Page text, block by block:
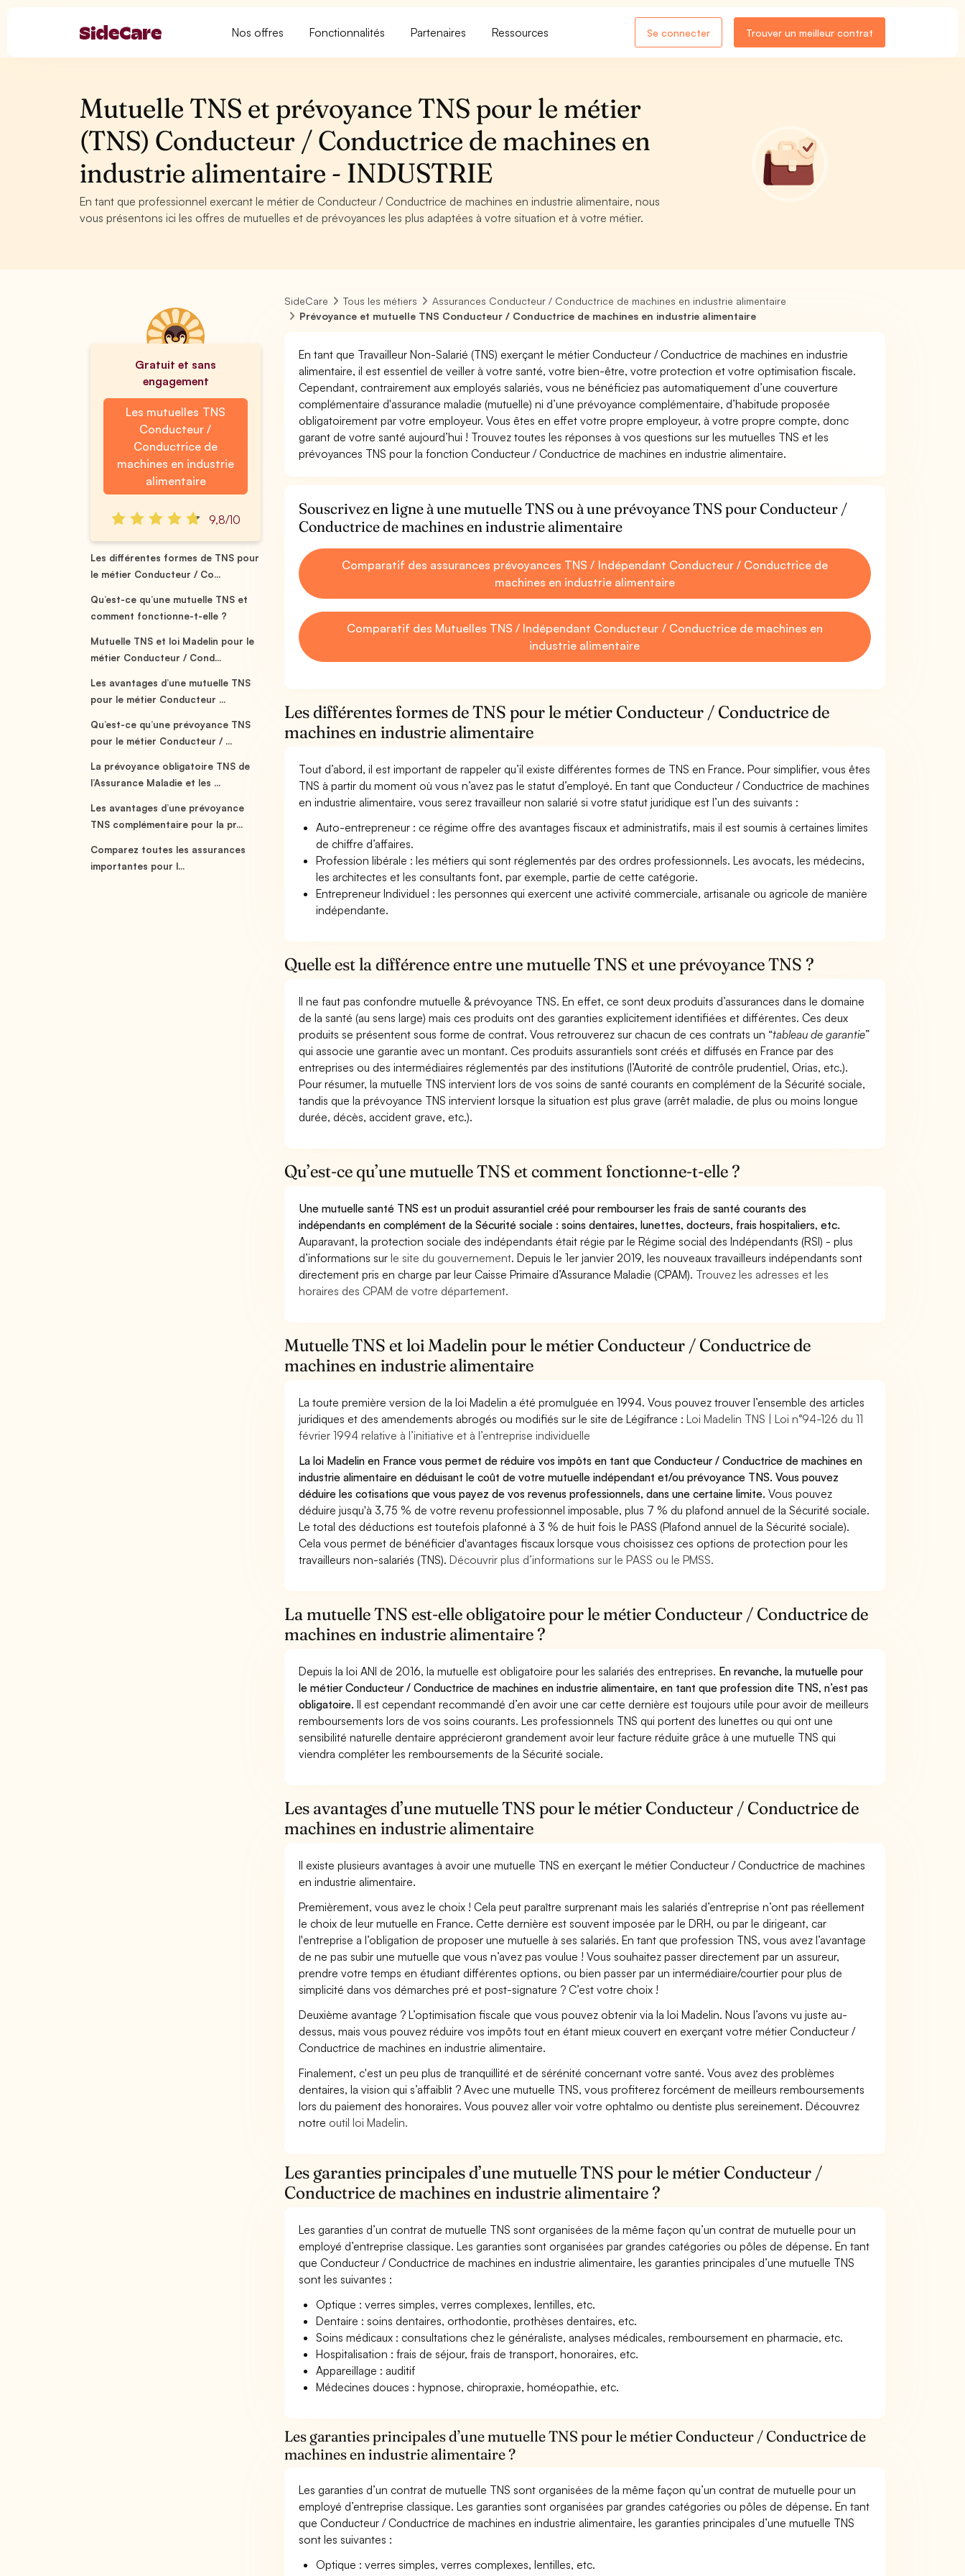
Nos offres Fonctionnalités Partenaires Ressources Se connecter Trouver un meilleur contrat
Mutuelle TNS et prévoyance TNS pour le métier
(TNS) Conducteur / Conductrice de machines en
industrie alimentaire - INDUSTRIE
En tant que professionnel exercant le métier de Conducteur / Conductrice de machines en industrie alimentaire, nous
vous présentons ici les offres de mutuelles et de prévoyances les plus adaptées à votre situation et à votre métier.
Gratuit et sans
engagement
Les mutuelles TNS
Conducteur /
Conductrice de
machines en industrie
alimentaire
9,8/10
Les différentes formes de TNS pour
le métier Conducteur / Co...
Qu’est-ce qu’une mutuelle TNS et
comment fonctionne-t-elle ?
Mutuelle TNS et loi Madelin pour le
métier Conducteur / Cond...
Les avantages d’une mutuelle TNS
pour le métier Conducteur ...
Qu’est-ce qu’une prévoyance TNS
pour le métier Conducteur / ...
La prévoyance obligatoire TNS de
l’Assurance Maladie et les ...
Les avantages d’une prévoyance
TNS complémentaire pour la pr...
Comparez toutes les assurances
importantes pour l...
SideCare Tous les métiers
Assurances Conducteur / Conductrice de machines en industrie alimentaire
Prévoyance et mutuelle TNS Conducteur / Conductrice de machines en industrie alimentaire
En tant que Travailleur Non-Salarié (TNS) exerçant le métier Conducteur / Conductrice de machines en industrie
alimentaire, il est essentiel de veiller à votre santé, votre bien-être, votre protection et votre optimisation fiscale.
Cependant, contrairement aux employés salariés, vous ne bénéficiez pas automatiquement d’une couverture
complémentaire d'assurance maladie (mutuelle) ni d’une prévoyance complémentaire, d’habitude proposée
obligatoirement par votre employeur. Vous êtes en effet votre propre employeur, à votre propre compte, donc
garant de votre santé aujourd’hui ! Trouvez toutes les réponses à vos questions sur les mutuelles TNS et les
prévoyances TNS pour la fonction Conducteur / Conductrice de machines en industrie alimentaire.
Souscrivez en ligne à une mutuelle TNS ou à une prévoyance TNS pour Conducteur /
Conductrice de machines en industrie alimentaire
Comparatif des assurances prévoyances TNS / Indépendant Conducteur / Conductrice de
machines en industrie alimentaire
Comparatif des Mutuelles TNS / Indépendant Conducteur / Conductrice de machines en
industrie alimentaire
Les différentes formes de TNS pour le métier Conducteur / Conductrice de
machines en industrie alimentaire
Tout d’abord, il est important de rappeler qu’il existe différentes formes de TNS en France. Pour simplifier, vous êtes
TNS à partir du moment où vous n’avez pas le statut d’employé. En tant que Conducteur / Conductrice de machines
en industrie alimentaire, vous serez travailleur non salarié si votre statut juridique est l’un des suivants :
Auto-entrepreneur : ce régime offre des avantages fiscaux et administratifs, mais il est soumis à certaines limites
de chiffre d’affaires.
Profession libérale : les métiers qui sont réglementés par des ordres professionnels. Les avocats, les médecins,
les architectes et les consultants font, par exemple, partie de cette catégorie.
Entrepreneur Individuel : les personnes qui exercent une activité commerciale, artisanale ou agricole de manière
indépendante.
Quelle est la différence entre une mutuelle TNS et une prévoyance TNS ?
Il ne faut pas confondre mutuelle & prévoyance TNS. En effet, ce sont deux produits d’assurances dans le domaine
de la santé (au sens large) mais ces produits ont des garanties explicitement identifiées et différentes. Ces deux
produits se présentent sous forme de contrat. Vous retrouverez sur chacun de ces contrats un “tableau de garantie”
qui associe une garantie avec un montant. Ces produits assurantiels sont créés et diffusés en France par des
entreprises ou des intermédiaires réglementés par des institutions (l’Autorité de contrôle prudentiel, Orias, etc.).
Pour résumer, la mutuelle TNS intervient lors de vos soins de santé courants en complément de la Sécurité sociale,
tandis que la prévoyance TNS intervient lorsque la situation est plus grave (arrêt maladie, de plus ou moins longue
durée, décès, accident grave, etc.).
Qu’est-ce qu’une mutuelle TNS et comment fonctionne-t-elle ?
Une mutuelle santé TNS est un produit assurantiel créé pour rembourser les frais de santé courants des
indépendants en complément de la Sécurité sociale : soins dentaires, lunettes, docteurs, frais hospitaliers, etc.
Auparavant, la protection sociale des indépendants était régie par le Régime social des Indépendants (RSI) - plus
d’informations surle site du gouvernement. Depuis le 1er janvier 2019, les nouveaux travailleurs indépendants sont
directement pris en charge par leur Caisse Primaire d’Assurance Maladie (CPAM). Trouvez les adresses et les
horaires des CPAM de votre département.
Mutuelle TNS et loi Madelin pour le métier Conducteur / Conductrice de
machines en industrie alimentaire
La toute première version de la loi Madelin a été promulguée en 1994. Vous pouvez trouver l’ensemble des articles
juridiques et des amendements abrogés ou modifiés sur le site de Légifrance :Loi Madelin TNS | Loi n°94-126 du 11
février 1994 relative à l’initiative et à l’entreprise individuelle
La loi Madelin en France vous permet de réduire vos impôts en tant que Conducteur / Conductrice de machines en
industrie alimentaire en déduisant le coût de votre mutuelle indépendant et/ou prévoyance TNS. Vous pouvez
déduire les cotisations que vous payez de vos revenus professionnels, dans une certaine limite.Vous pouvez
déduire jusqu'à 3,75 % de votre revenu professionnel imposable, plus 7 % du plafond annuel de la Sécurité sociale.
Le total des déductions est toutefois plafonné à 3 % de huit fois le PASS (Plafond annuel de la Sécurité sociale).
Cela vous permet de bénéficier d'avantages fiscaux lorsque vous choisissez ces options de protection pour les
travailleurs non-salariés (TNS).Découvrir plus d’informations sur le PASS ou le PMSS.
La mutuelle TNS est-elle obligatoire pour le métier Conducteur / Conductrice de
machines en industrie alimentaire ?
Depuis la loi ANI de 2016, la mutuelle est obligatoire pour les salariés des entreprises. En revanche, la mutuelle pour
le métier Conducteur / Conductrice de machines en industrie alimentaire, en tant que profession dite TNS, n’est pas
obligatoire.Il est cependant recommandé d’en avoir une car cette dernière est toujours utile pour avoir de meilleurs
remboursements lors de vos soins courants. Les professionnels TNS qui portent des lunettes ou qui ont une
sensibilité naturelle dentaire apprécieront grandement avoir leur facture réduite grâce à une mutuelle TNS qui
viendra compléter les remboursements de la Sécurité sociale.
Les avantages d’une mutuelle TNS pour le métier Conducteur / Conductrice de
machines en industrie alimentaire
Il existe plusieurs avantages à avoir une mutuelle TNS en exerçant le métier Conducteur / Conductrice de machines
en industrie alimentaire.
Premièrement, vous avez le choix ! Cela peut paraître surprenant mais les salariés d’entreprise n’ont pas réellement
le choix de leur mutuelle en France. Cette dernière est souvent imposée par le DRH, ou par le dirigeant, car
l'entreprise a l’obligation de proposer une mutuelle à ses salariés. En tant que profession TNS, vous avez l’avantage
de ne pas subir une mutuelle que vous n’avez pas voulue ! Vous souhaitez passer directement par un assureur,
prendre votre temps en étudiant différentes options, ou bien passer par un intermédiaire/courtier pour plus de
simplicité dans vos démarches pré et post-signature ? C’est votre choix !
Deuxième avantage ? L’optimisation fiscale que vous pouvez obtenir via la loi Madelin. Nous l’avons vu juste au-
dessus, mais vous pouvez réduire vos impôts tout en étant mieux couvert en exerçant votre métier Conducteur /
Conductrice de machines en industrie alimentaire.
Finalement, c'est un peu plus de tranquillité et de sérénité concernant votre santé. Vous avez des problèmes
dentaires, la vision qui s’affaiblit ? Avec une mutuelle TNS, vous profiterez forcément de meilleurs remboursements
lors du paiement des honoraires. Vous pouvez aller voir votre ophtalmo ou dentiste plus sereinement. Découvrez
notre outil loi Madelin.
Les garanties principales d’une mutuelle TNS pour le métier Conducteur /
Conductrice de machines en industrie alimentaire ?
Les garanties d’un contrat de mutuelle TNS sont organisées de la même façon qu’un contrat de mutuelle pour un
employé d’entreprise classique. Les garanties sont organisées par grandes catégories ou pôles de dépense. En tant
que Conducteur / Conductrice de machines en industrie alimentaire, les garanties principales d’une mutuelle TNS
sont les suivantes :
Optique : verres simples, verres complexes, lentilles, etc.
Dentaire : soins dentaires, orthodontie, prothèses dentaires, etc.
Soins médicaux : consultations chez le généraliste, analyses médicales, remboursement en pharmacie, etc.
Hospitalisation : frais de séjour, frais de transport, honoraires, etc.
Appareillage : auditif
Médecines douces : hypnose, chiropraxie, homéopathie, etc.
Les garanties principales d’une mutuelle TNS pour le métier Conducteur / Conductrice de
machines en industrie alimentaire ?
Les garanties d’un contrat de mutuelle TNS sont organisées de la même façon qu’un contrat de mutuelle pour un
employé d’entreprise classique. Les garanties sont organisées par grandes catégories ou pôles de dépense. En tant
que Conducteur / Conductrice de machines en industrie alimentaire, les garanties principales d’une mutuelle TNS
sont les suivantes :
Optique : verres simples, verres complexes, lentilles, etc.